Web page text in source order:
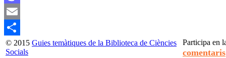
Mastodon
Email
Compartir
© 2015 Guies temàtiques de la Biblioteca de Ciències
Socials
Participa en
comentaris